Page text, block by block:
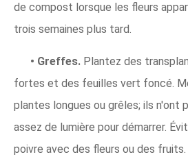
de compost lorsque les fleurs
trois semaines plus tard.
• Greffes. Plantez des
fortes et des feuilles vert foncé.
plantes longues ou grêles; ils n'ont
assez de lumière pour démarrer.
poivre avec des fleurs ou des